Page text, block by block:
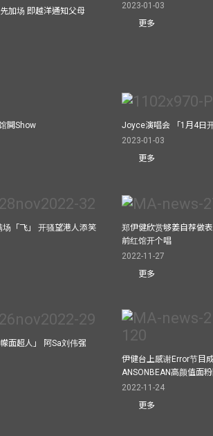
加场 即越洋通知父母
2023-01-03
更多
閧Show
Joyce演唱会 「1月4日
2023-01-03
更多
「飞」 开骚望港人添笑
郑伊健欣赏够姜自荐做
前红馆开个唱
2022-11-27
更多
面超人」 阿Sa刘伟强
伊健台上感谢Error节目
ANSONBEAN高颜值面
2022-11-24
更多